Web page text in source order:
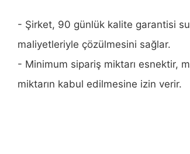
- Şirket, 90 günlük kalite garantisi
maliyetleriyle çözülmesini sağlar.
- Minimum sipariş miktarı esnektir,
miktarın kabul edilmesine izin verir.